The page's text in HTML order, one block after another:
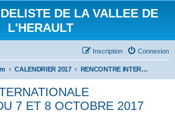
DE LA VALLEE DE
L'HERAULT
Connexion
Inscription
CALENDRIER 2017 RENCONTRE INTERNATIONALE HYDRALAGOU DU 7 ET 8 OCTOBRE 2017
7 ET 8 OCTOBRE 2017